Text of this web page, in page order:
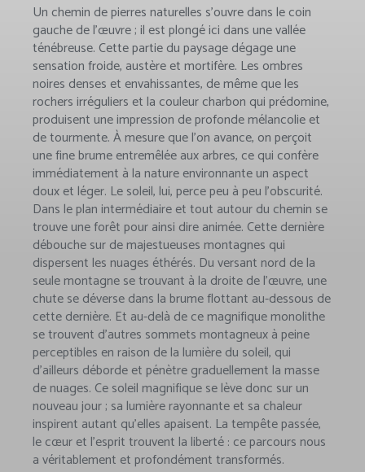
Un chemin de pierres naturelles s’ouvre dans le coin
gauche de l’œuvre ; il est plongé ici dans une vallée
ténébreuse. Cette partie du paysage dégage une
sensation froide, austère et mortifère. Les ombres
noires denses et envahissantes, de même que les
rochers irréguliers et la couleur charbon qui prédomine,
produisent une impression de profonde mélancolie et
de tourmente. À mesure que l’on avance, on perçoit
une fine brume entremêlée aux arbres, ce qui confère
immédiatement à la nature environnante un aspect
doux et léger. Le soleil, lui, perce peu à peu l’obscurité.
Dans le plan intermédiaire et tout autour du chemin se
trouve une forêt pour ainsi dire animée. Cette dernière
débouche sur de majestueuses montagnes qui
dispersent les nuages éthérés. Du versant nord de la
seule montagne se trouvant à la droite de l’œuvre, une
chute se déverse dans la brume flottant au-dessous de
cette dernière. Et au-delà de ce magnifique monolithe
se trouvent d’autres sommets montagneux à peine
perceptibles en raison de la lumière du soleil, qui
d’ailleurs déborde et pénètre graduellement la masse
de nuages. Ce soleil magnifique se lève donc sur un
nouveau jour ; sa lumière rayonnante et sa chaleur
inspirent autant qu’elles apaisent. La tempête passée,
le cœur et l’esprit trouvent la liberté : ce parcours nous
a véritablement et profondément transformés.